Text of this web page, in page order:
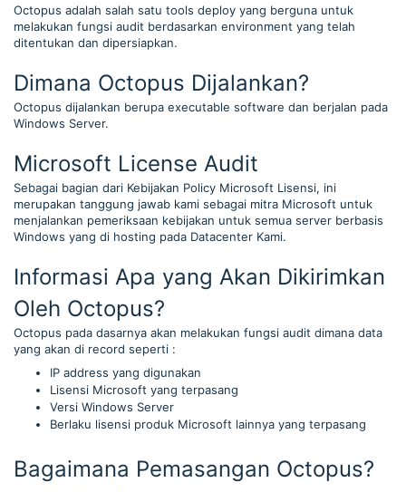
Octopus adalah salah satu tools deploy yang berguna untuk
melakukan fungsi audit berdasarkan environment yang telah
ditentukan dan dipersiapkan.
Dimana Octopus Dijalankan?
Octopus dijalankan berupa executable software dan berjalan pada
Windows Server.
Microsoft License Audit
Sebagai bagian dari Kebijakan Policy Microsoft Lisensi, ini
merupakan tanggung jawab kami sebagai mitra Microsoft untuk
menjalankan pemeriksaan kebijakan untuk semua server berbasis
Windows yang di hosting pada Datacenter Kami.
Informasi Apa yang Akan Dikirimkan
Oleh Octopus?
Octopus pada dasarnya akan melakukan fungsi audit dimana data
yang akan di record seperti :
IP address yang digunakan
Lisensi Microsoft yang terpasang
Versi Windows Server
Berlaku lisensi produk Microsoft lainnya yang terpasang
Bagaimana Pemasangan Octopus?